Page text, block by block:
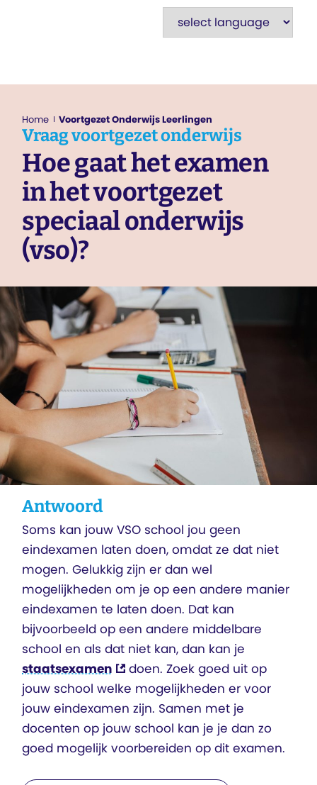
Home Voortgezet Onderwijs Leerlingen
Vraagvoortgezet onderwijs
Hoe gaat het examen
in het voortgezet
speciaal onderwijs
(vso)?
Antwoord
Soms kan jouw VSO school jou geen
eindexamen laten doen, omdat ze dat niet
mogen. Gelukkig zijn er dan wel
mogelijkheden om je op een andere manier
eindexamen te laten doen. Dat kan
bijvoorbeeld op een andere middelbare
school en als dat niet kan, dan kan je
staatsexamen
doen. Zoek goed uit op
jouw school welke mogelijkheden er voor
jouw eindexamen zijn. Samen met je
docenten op jouw school kan je je dan zo
goed mogelijk voorbereiden op dit examen.